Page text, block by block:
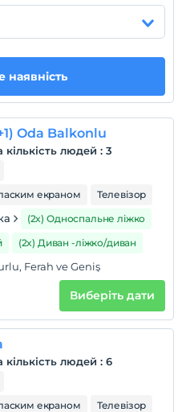
на
карті
стягується
стягується
наявність
Oda Balkonlu
людей : 3
екраном
Телевізор
(2x) Односпальне ліжко
(2x) Диван -ліжко/диван
Ferah ve Geniş
Виберіть дати
людей : 6
екраном
Телевізор